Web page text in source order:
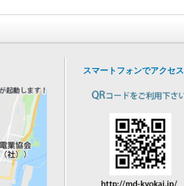
スマートフォンでアクセス